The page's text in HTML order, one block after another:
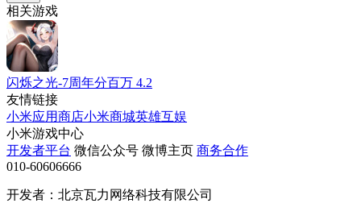
相关游戏
闪烁之光-7周年分百万 4.2
友情链接
小米应用商店小米商城英雄互娱
小米游戏中心
开发者平台 微信公众号 微博主页 商务合作
010-60606666
开发者：北京瓦力网络科技有限公司